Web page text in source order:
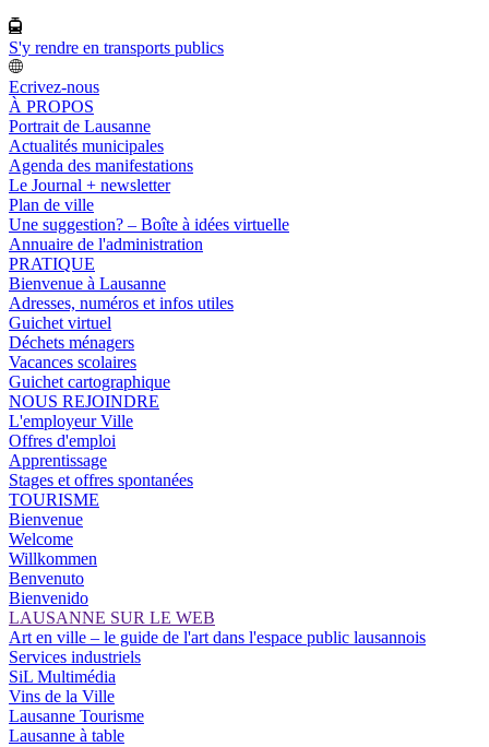
S'y rendre en transports publics
Ecrivez-nous
À PROPOS
Portrait de Lausanne
Actualités municipales
Agenda des manifestations
Le Journal + newsletter
Plan de ville
Une suggestion? – Boîte à idées virtuelle
Annuaire de l'administration
PRATIQUE
Bienvenue à Lausanne
Adresses, numéros et infos utiles
Guichet virtuel
Déchets ménagers
Vacances scolaires
Guichet cartographique
NOUS REJOINDRE
L'employeur Ville
Offres d'emploi
Apprentissage
Stages et offres spontanées
TOURISME
Bienvenue
Welcome
Willkommen
Benvenuto
Bienvenido
LAUSANNE SUR LE WEB
Art en ville – le guide de l'art dans l'espace public lausannois
Services industriels
SiL Multimédia
Vins de la Ville
Lausanne Tourisme
Lausanne à table